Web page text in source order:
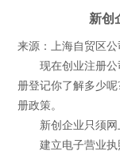
新创
来源：上海自贸区公
现在创业注册公
册登记你了解多少
册政策。
新创企业只须网
建立电子营业执